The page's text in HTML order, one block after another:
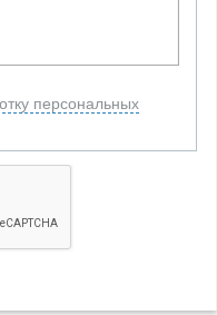
персональных